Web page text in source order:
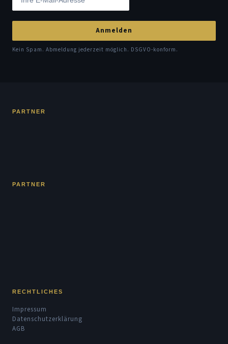
Anmelden
Kein Spam. Abmeldung jederzeit möglich. DSGVO-konform.
PARTNER
PARTNER
RECHTLICHES
Impressum
Datenschutzerklärung
AGB